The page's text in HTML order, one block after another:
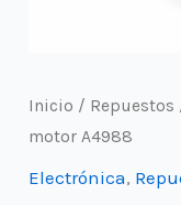
Inicio / Repuestos
motor A4988
Electrónica,